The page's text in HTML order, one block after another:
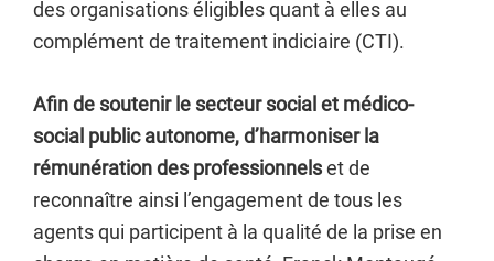
des organisations éligibles quant à elles au
complément de traitement indiciaire (CTI).
Afin de soutenir le secteur social et médico-
social public autonome, d’harmoniser la
rémunération des professionnelset de
reconnaître ainsi l’engagement de tous les
agents qui participent à la qualité de la prise en